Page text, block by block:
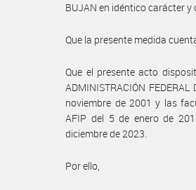
BUJAN en idéntico carácter
Que la presente medida
Que el presente acto
ADMINISTRACIÓN
noviembre de 2001 y las
AFIP del 5 de enero de
diciembre de 2023.
Por ello,